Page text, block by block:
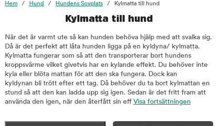
Hem Hund Hundens Sovplats Kylmatta till hund
Kylmatta till hund
När det är varmt ute så kan hunden behöva hjälp med att svalka sig.
Då är det perfekt att låta hunden ligga på en kyldyna/ kylmatta.
Kylmatta fungerar som så att den transporterar bort hundens
kroppsvärme vilket givetvis har en kylande effekt. Du behöver inte
kyla eller blöta mattan för att den ska fungera. Dock kan
kyldynan bli trött efter ett tag. Då behöver du ta bort kylmattan en
stund så att den kan ladda upp sig igen. Sedan är det fritt fram att
använda den igen, när den återfått sin eff Visa fortsättningen